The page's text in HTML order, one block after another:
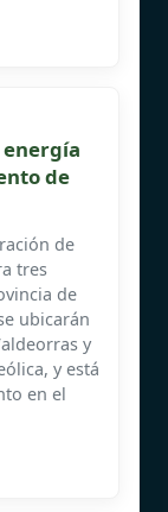
de
de
tres
de
ubicarán
y
y está
en el